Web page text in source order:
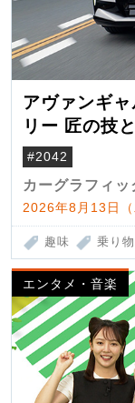
アヴァンギ
リー 匠の技
界観
#2042
カーグラフィッ
2026年8月13日
趣味 乗り物
エンタメ・音楽